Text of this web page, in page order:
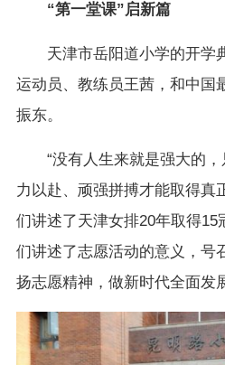
“第一堂课”启新篇
天津市岳阳道小学的开学
运动员、教练员王茜，和中国
振东。
“没有人生来就是强大的
力以赴、顽强拼搏才能取得真
们讲述了天津女排20年取得15
们讲述了志愿活动的意义，号
扬志愿精神，做新时代全面发